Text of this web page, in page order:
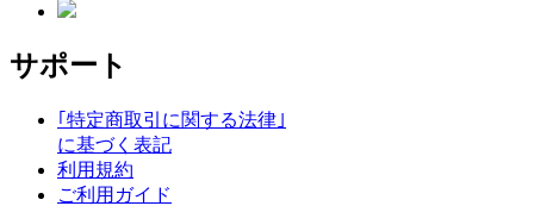
サポート
｢特定商取引に関する法律｣
に基づく表記
利用規約
ご利用ガイド